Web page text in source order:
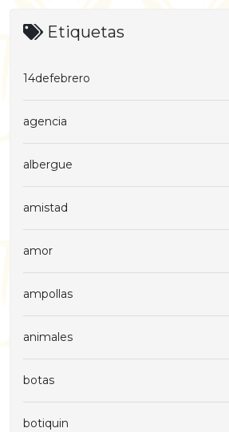
Etiquetas
14defebrero
agencia
albergue
amistad
amor
ampollas
animales
botas
botiquin